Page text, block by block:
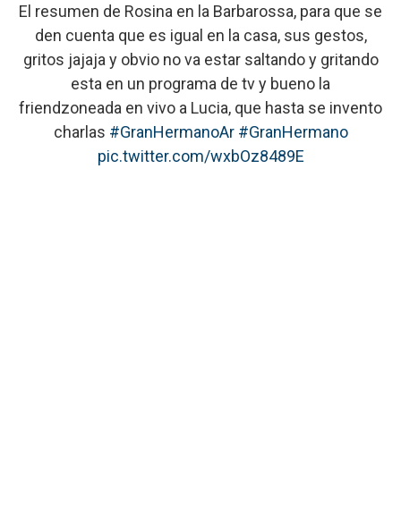
El resumen de Rosina en la Barbarossa, para que se
den cuenta que es igual en la casa, sus gestos,
gritos jajaja y obvio no va estar saltando y gritando
esta en un programa de tv y bueno la
friendzoneada en vivo a Lucia, que hasta se invento
charlas #GranHermanoAr #GranHermano
pic.twitter.com/wxbOz8489E